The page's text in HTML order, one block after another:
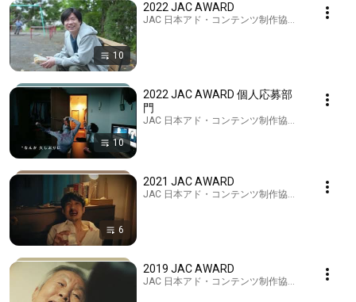
10
2022 JAC AWARD
JAC 日本アド・コンテンツ制作協会 · Playlist
10
2022 JAC AWARD 個人応募部
門
JAC 日本アド・コンテンツ制作協会 · Playlist
6
2021 JAC AWARD
JAC 日本アド・コンテンツ制作協会 · Playlist
2019 JAC AWARD
JAC 日本アド・コンテンツ制作協会 · Playlist